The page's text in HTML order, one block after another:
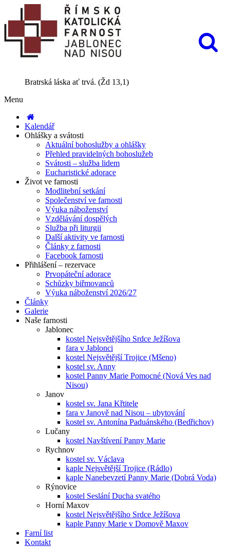
Bratrská láska ať trvá. (Žd 13,1)
Menu
Kalendář
Ohlášky a svátosti
Aktuální bohoslužby a ohlášky
Přehled pravidelných bohoslužeb
Svátosti – služba lidem
Eucharistické adorace
Život ve farnosti
Modlitební setkání
Společenství ve farnosti
Výuka náboženství
Vzdělávání dospělých
Služba při liturgii
Další aktivity ve farnosti
Články z farnosti
Facebook farnosti
Přihlášení – rezervace
Prvopáteční adorace
Schůzky biřmovanců
Výuka náboženství 2026/27
Články
Galerie
Naše farnosti
Jablonec
kostel Nejsvětějšího Srdce Ježíšova
fara v Jablonci
kostel Nejsvětější Trojice (Mšeno)
kostel sv. Anny
kostel Panny Marie Pomocné (Nová Ves nad
Nisou)
Janov
kostel sv. Jana Křtitele
fara v Janově nad Nisou – ubytování
kostel sv. Antonína Paduánského (Bedřichov)
Lučany
kostel Navštívení Panny Marie
Rychnov
kostel sv. Václava
kaple Nejsvětější Trojice (Rádlo)
kaple Nanebevzetí Panny Marie (Dobrá Voda)
Rýnovice
kostel Seslání Ducha svatého
Horní Maxov
kostel Nejsvětějšího Srdce Ježíšova
kaple Panny Marie v Domově Maxov
Farní list
Kontakt